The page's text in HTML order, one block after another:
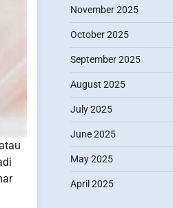
November 2025
October 2025
September 2025
August 2025
July 2025
June 2025
May 2025
April 2025